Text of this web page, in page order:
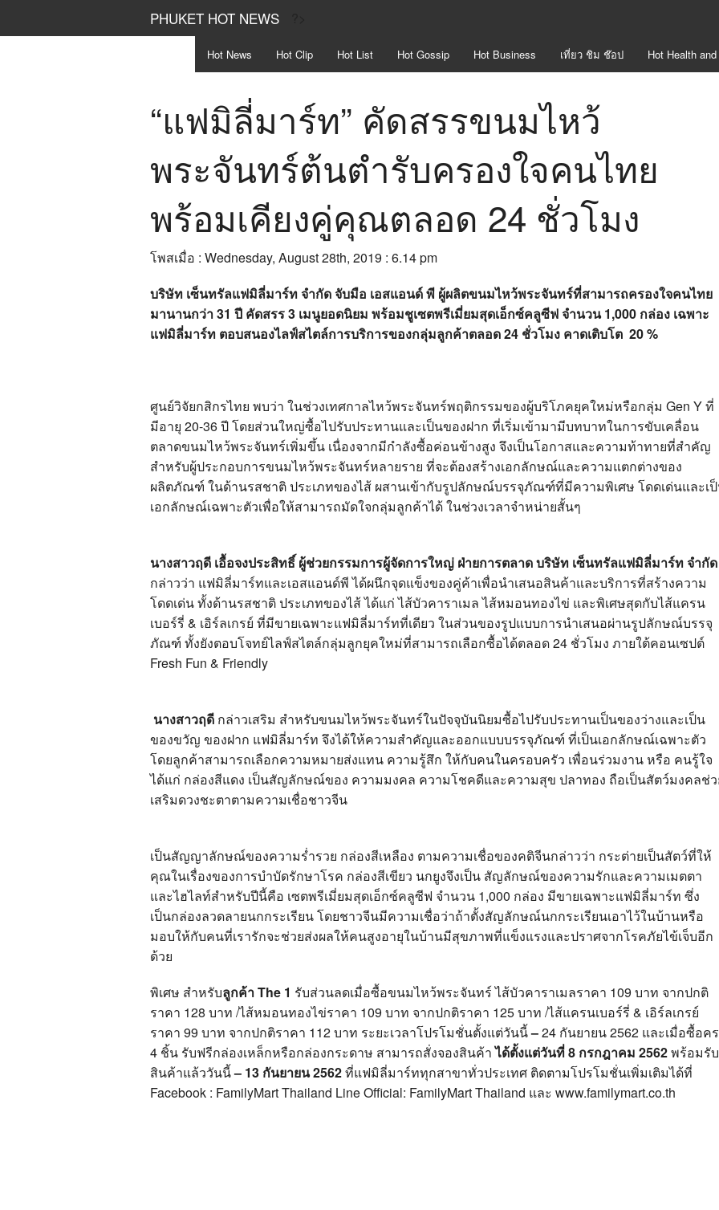
PHUKET HOT NEWS
Hot News Hot Clip Hot List Hot Gossip Hot Business เที่ยว ชิม ช๊อป Hot Health
“แฟมิลี่มาร์ท” คัดสรรขนมไหว้
พระจันทร์ต้นตำรับครองใจคนไทย
พร้อมเคียงคู่คุณตลอด 24 ชั่วโมง
โพสเมื่อ : Wednesday, August 28th, 2019 : 6.14 pm
บริษัท เซ็นทรัลแฟมิลี่มาร์ท จำกัด จับมือ เอสแอนด์ พี ผู้ผลิตขนมไหว้พระจันทร์ที่สามารถครองใจคนไทย
มานานกว่า 31 ปี คัดสรร 3 เมนูยอดนิยม พร้อมชูเซตพรีเมี่ยมสุดเอ็กซ์คลูซีฟ จำนวน 1,000 กล่อง เฉพาะ
แฟมิลี่มาร์ท ตอบสนองไลฟ์สไตล์การบริการของกลุ่มลูกค้าตลอด 24 ชั่วโมง คาดเติบโต 20 %
ศูนย์วิจัยกสิกรไทย พบว่า ในช่วงเทศกาลไหว้พระจันทร์พฤติกรรมของผู้บริโภคยุคใหม่หรือกลุ่ม Gen Y ที่
มีอายุ 20-36 ปี โดยส่วนใหญ่ซื้อไปรับประทานและเป็นของฝาก ที่เริ่มเข้ามามีบทบาทในการขับเคลื่อน
ตลาดขนมไหว้พระจันทร์เพิ่มขึ้น เนื่องจากมีกำลังซื้อค่อนข้างสูง จึงเป็นโอกาสและความท้าทายที่สำคัญ
สำหรับผู้ประกอบการขนมไหว้พระจันทร์หลายราย ที่จะต้องสร้างเอกลักษณ์และความแตกต่างของ
ผลิตภัณฑ์ ในด้านรสชาติ ประเภทของไส้ ผสานเข้ากับรูปลักษณ์บรรจุภัณฑ์ที่มีความพิเศษ โดดเด่นและเ
เอกลักษณ์เฉพาะตัวเพื่อให้สามารถมัดใจกลุ่มลูกค้าได้ ในช่วงเวลาจำหน่ายสั้นๆ
นางสาวฤดี เอื้อจงประสิทธิ์ ผู้ช่วยกรรมการผู้จัดการใหญ่ ฝ่ายการตลาด บริษัท เซ็นทรัลแฟมิลี่มาร์ท จำกัด
กล่าวว่า แฟมิลี่มาร์ทและเอสแอนด์พี ได้ผนึกจุดแข็งของคู่ค้าเพื่อนำเสนอสินค้าและบริการที่สร้างความ
โดดเด่น ทั้งด้านรสชาติ ประเภทของไส้ ได้แก่ ไส้บัวคาราเมล ไส้หมอนทองไข่ และพิเศษสุดกับไส้แครน
เบอร์รี่ & เอิร์ลเกรย์ ที่มีขายเฉพาะแฟมิลี่มาร์ทที่เดียว ในส่วนของรูปแบบการนำเสนอผ่านรูปลักษณ์บรรจุ
ภัณฑ์ ทั้งยังตอบโจทย์ไลฟ์สไตล์กลุ่มลูกยุคใหม่ที่สามารถเลือกซื้อได้ตลอด 24 ชั่วโมง ภายใต้คอนเซปต์
Fresh Fun & Friendly
นางสาวฤดี กล่าวเสริม สำหรับขนมไหว้พระจันทร์ในปัจจุบันนิยมซื้อไปรับประทานเป็นของว่างและเป็น
ของขวัญ ของฝาก แฟมิลี่มาร์ท จึงได้ให้ความสำคัญและออกแบบบรรจุภัณฑ์ ที่เป็นเอกลักษณ์เฉพาะตัว
โดยลูกค้าสามารถเลือกความหมายส่งแทน ความรู้สึก ให้กับคนในครอบครัว เพื่อนร่วมงาน หรือ คนรู้ใจ
ได้แก่ กล่องสีแดง เป็นสัญลักษณ์ของ ความมงคล ความโชคดีและความสุข ปลาทอง ถือเป็นสัตว์มงคลช่
เสริมดวงชะตาตามความเชื่อชาวจีน
เป็นสัญญาลักษณ์ของความร่ำรวย กล่องสีเหลือง ตามความเชื่อของคติจีนกล่าวว่า กระต่ายเป็นสัตว์ที่ให้
คุณในเรื่องของการบำบัดรักษาโรค กล่องสีเขียว นกยูงจึงเป็น สัญลักษณ์ของความรักและความเมตตา
และไฮไลท์สำหรับปีนี้คือ เซตพรีเมี่ยมสุดเอ็กซ์คลูซีฟ จำนวน 1,000 กล่อง มีขายเฉพาะแฟมิลี่มาร์ท ซึ่ง
เป็นกล่องลวดลายนกกระเรียน โดยชาวจีนมีความเชื่อว่าถ้าตั้งสัญลักษณ์นกกระเรียนเอาไว้ในบ้านหรือ
มอบให้กับคนที่เรารักจะช่วยส่งผลให้คนสูงอายุในบ้านมีสุขภาพที่แข็งแรงและปราศจากโรคภัยไข้เจ็บอีก
ด้วย
พิเศษ สำหรับลูกค้าThe 1 รับส่วนลดเมื่อซื้อขนมไหว้พระจันทร์ ไส้บัวคาราเมลราคา 109 บาท จากปกติ
ราคา 128 บาท /ไส้หมอนทองไข่ราคา 109 บาท จากปกติราคา 125 บาท /ไส้แครนเบอร์รี่ & เอิร์ลเกรย์
ราคา 99 บาท จากปกติราคา 112 บาท ระยะเวลาโปรโมชั่นตั้งแต่วันนี้–24 กันยายน 2562 และเมื่อซื้อค
4 ชิ้น รับฟรีกล่องเหล็กหรือกล่องกระดาษ สามารถสั่งจองสินค้าได้ตั้งแต่วันที่8 กรกฎาคม 2562พร้อมรับ
สินค้าแล้ววันนี้– 13 กันยายน 2562ที่แฟมิลี่มาร์ททุกสาขาทั่วประเทศ ติดตามโปรโมชั่นเพิ่มเติมได้ที่
Facebook : FamilyMart Thailand Line Official: FamilyMart Thailand และ www.familymart.co.th